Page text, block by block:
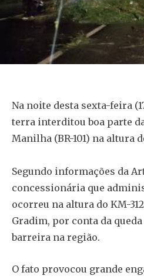
Na noite desta sexta-feira
terra interditou boa parte
Manilha (BR-101) na altura
Segundo informações da
concessionária que
ocorreu na altura do KM-
Gradim, por conta da
barreira na região.
O fato provocou grande